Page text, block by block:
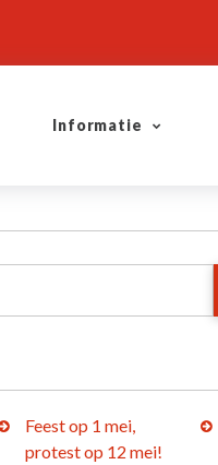
Informatie
Feest op 1 mei,
protest op 12 mei!